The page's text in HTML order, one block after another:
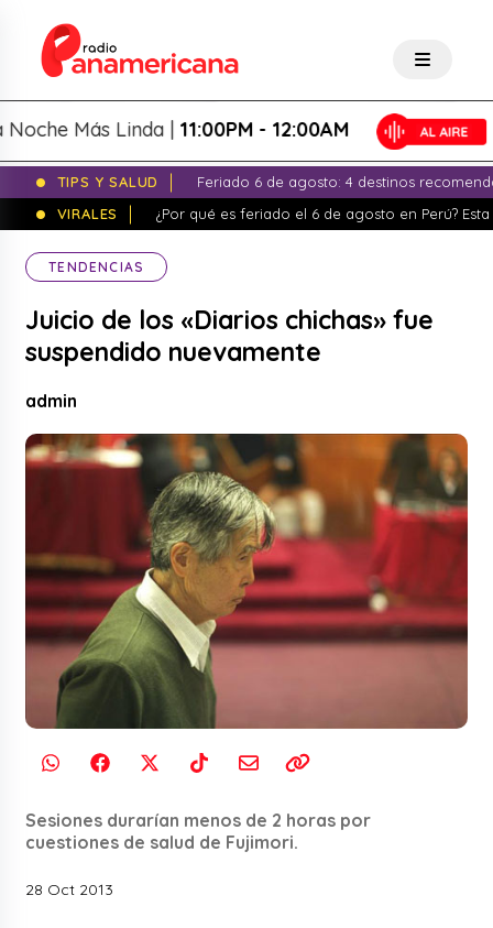
Más Linda |11:00PM - 12:00AM
TIPS Y SALUD
Feriado 6 de agosto: 4 destinos
VIRALES
¿Por qué es feriado el 6 de agosto en Perú?
TENDENCIAS
Juicio de los «Diarios chichas» fue
suspendido nuevamente
admin
Sesiones durarían menos de 2 horas por
cuestiones de salud de Fujimori.
28 Oct 2013